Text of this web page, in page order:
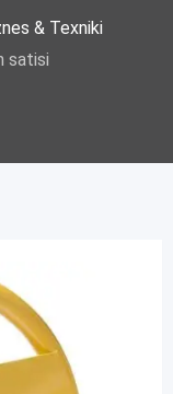
& Texniki
satisi